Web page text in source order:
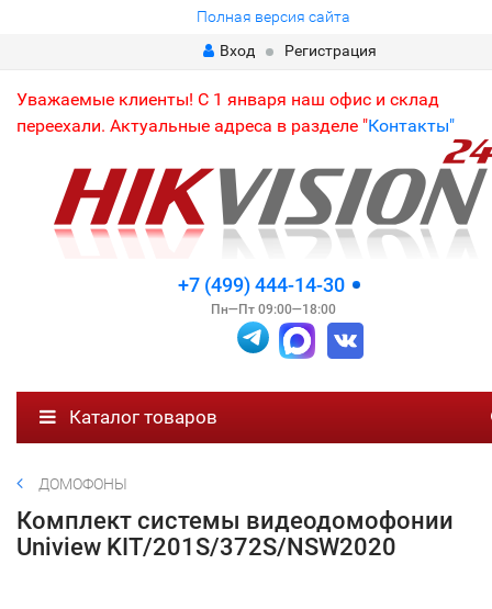
Полная версия сайта
Вход
Регистрация
Уважаемые клиенты! С 1 января наш офис и склад
переехали. Актуальные адреса в разделе "Контакты"
+7 (499) 444-14-30
Пн—Пт 09:00—18:00
Каталог товаров
ДОМОФОНЫ
Комплект системы видеодомофонии
Uniview KIT/201S/372S/NSW2020